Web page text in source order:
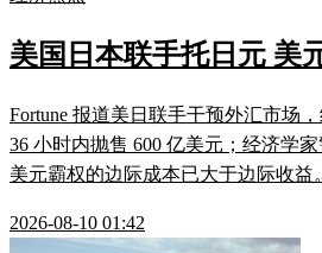
美国日本联手托日元 美
Fortune 报道美日联手干预外汇市场
36 小时内抛售 600 亿美元；经济学
美元霸权的边际成本已大于边际收益。
2026-08-10 01:42